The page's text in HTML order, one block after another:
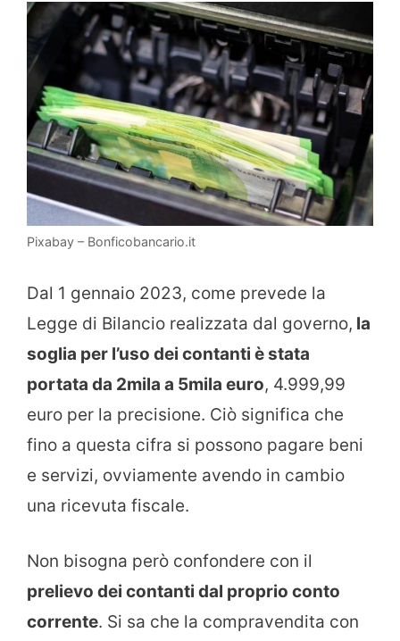
Pixabay – Bonficobancario.it
Dal 1 gennaio 2023, come prevede la
Legge di Bilancio realizzata dal governo, la
soglia per l’uso dei contanti è stata
portata da 2mila a 5mila euro, 4.999,99
euro per la precisione. Ciò significa che
fino a questa cifra si possono pagare beni
e servizi, ovviamente avendo in cambio
una ricevuta fiscale.
Non bisogna però confondere con il
prelievo dei contanti dal proprio conto
corrente. Si sa che la compravendita con